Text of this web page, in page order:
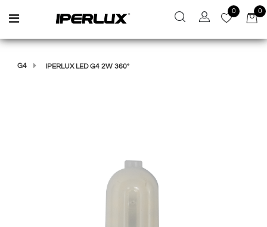
Open menu
0 0
G4 IPERLUX LED G4 2W 360°